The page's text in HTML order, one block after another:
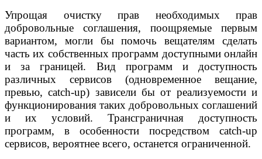
Упрощая очистку прав необходимых прав
добровольные соглашения, поощряемые первым
вариантом, могли бы помочь вещателям сделать
часть их собственных программ доступными онлайн
и за границей. Вид программ и доступность
различных сервисов (одновременное вещание,
превью, catch-up) зависели бы от реализуемости и
функционирования таких добровольных соглашений
и их условий. Трансграничная доступность
программ, в особенности посредством catch-up
сервисов, вероятнее всего, останется ограниченной.